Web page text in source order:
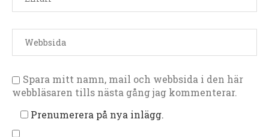
Spara mitt namn, mail och webbsida i den här
webbläsaren tills nästa gång jag kommenterar.
Prenumerera på nya inlägg.